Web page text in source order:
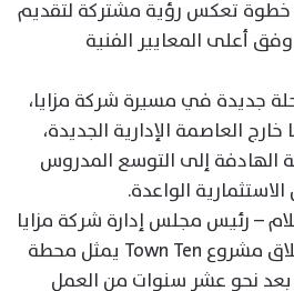
خطوة تعكس رؤية مشتركة لتقديم
أعلى المعايير الفنية
جديدة في مسيرة شركة مزايا،
العاصمة الإدارية الجديدة،
الهادفة إلى التوسع المدروس
الواعدة.
– رئيس مجلس إدارة شركة مزايا
للتطوير العقاري ، إن إطلاق مشروع Town Ten يمثل محطة
بعد نحو عشر سنوات من العمل